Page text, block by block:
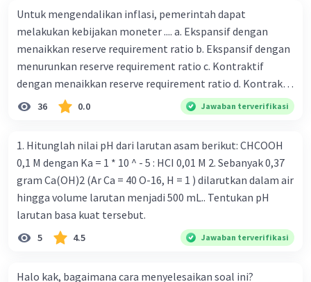
Untuk mengendalikan inflasi, pemerintah dapat
melakukan kebijakan moneter .... a. Ekspansif dengan
menaikkan reserve requirement ratio b. Ekspansif dengan
menurunkan reserve requirement ratio c. Kontraktif
dengan menaikkan reserve requirement ratio d. Kontraktif
dengan menurunkan reserve requirement ratio e.
Ekspansif dengan menaikkan tingkat diskonto Bila Bank
ceteris paribus maka .... a. Menimbulkan inflasi di mana
bentuk kurva jumlah uang beredar (penawaran uang) naik
dari kiri bawah ke kanan atas b. Menimbulkan deflasi di
mana bentuk kurva jumlah uang beredar (penawaran
uang) naik dari kiri bawah ke kanan atas c. Tingkat bunga
meningkat di mana bentuk kurva jumlah uang beredar
Tingkat bunga turun di mana bentuk kurva jumlah uang
36 0.0 Jawaban terverifikasi
1. Hitunglah nilai pH dari larutan asam berikut: CHCOOH
0,1 M dengan Ka = 1 * 10 ^ - 5 : HCI 0,01 M 2. Sebanyak 0,37
gram Ca(OH)2 (Ar Ca = 40 O-16, H = 1 ) dilarutkan dalam air
hingga volume larutan menjadi 500 mL.. Tentukan pH
larutan basa kuat tersebut.
5 4.5 Jawaban terverifikasi
Halo kak, bagaimana cara menyelesaikan soal ini?